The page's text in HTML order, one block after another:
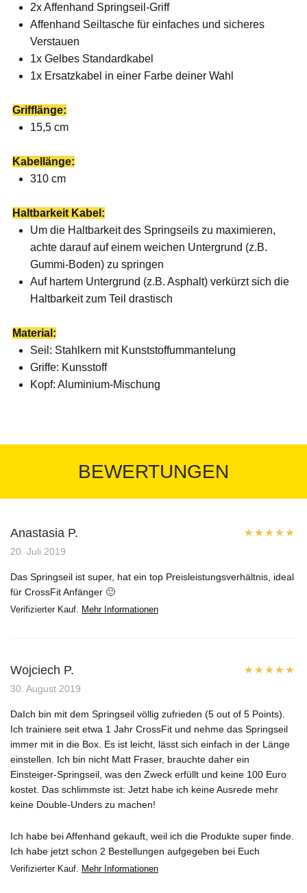
2x Affenhand Springseil-Griff
Affenhand Seiltasche für einfaches und sicheres
Verstauen
1x Gelbes Standardkabel
1x Ersatzkabel in einer Farbe deiner Wahl
Grifflänge:
15,5 cm
Kabellänge:
310 cm
Haltbarkeit Kabel:
Um die Haltbarkeit des Springseils zu maximieren,
achte darauf auf einem weichen Untergrund (z.B.
Gummi-Boden) zu springen
Auf hartem Untergrund (z.B. Asphalt) verkürzt sich die
Haltbarkeit zum Teil drastisch
Material:
Seil: Stahlkern mit Kunststoffummantelung
Griffe: Kunsstoff
Kopf: Aluminium-Mischung
BEWERTUNGEN
Anastasia P.
20. Juli 2019
Das Springseil ist super, hat ein top Preisleistungsverhältnis, ideal
für CrossFit Anfänger 🙂
Verifizierter Kauf. Mehr Informationen
Wojciech P.
30. August 2019
DaIch bin mit dem Springseil völlig zufrieden (5 out of 5 Points).
Ich trainiere seit etwa 1 Jahr CrossFit und nehme das Springseil
immer mit in die Box. Es ist leicht, lässt sich einfach in der Länge
einstellen. Ich bin nicht Matt Fraser, brauchte daher ein
Einsteiger-Springseil, was den Zweck erfüllt und keine 100 Euro
kostet. Das schlimmste ist: Jetzt habe ich keine Ausrede mehr
keine Double-Unders zu machen!
Ich habe bei Affenhand gekauft, weil ich die Produkte super finde.
Ich habe jetzt schon 2 Bestellungen aufgegeben bei Euch
Verifizierter Kauf. Mehr Informationen